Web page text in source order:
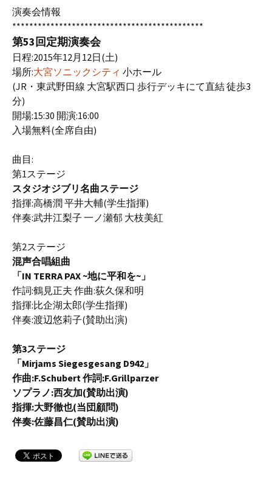
演奏会情報
*********************************************
第53回定期演奏会
日程:2015年12月12日(土)
場所:大宮ソニックシティ 小ホール
(JR・東武野田線 大宮駅西口 歩行デッキにて直結 徒歩3
分)
開場:15:30 開演:16:00
入場無料(全席自由)
曲目:
第1ステージ
スタジオジブリ名曲ステージ
指揮:高橋潤 平井大輔(学生指揮)
伴奏:武井江梨子 一ノ瀬郁 大枝美紅
第2ステージ
混声合唱組曲
「IN TERRA PAX ~地に平和を~」
作詞:鶴見正夫 作曲:荻久保和明
指揮:比企湖太郎(学生指揮)
伴奏:渡辺悠莉子(賛助出演)
第3ステージ
「Mirjams Siegesgesang D942」
作曲:F.Schubert 作詞:F.Grillparzer
ソプラノ:西友加(賛助出演)
指揮:大野徹也(当団顧問)
伴奏:佐藤昌仁(賛助出演)